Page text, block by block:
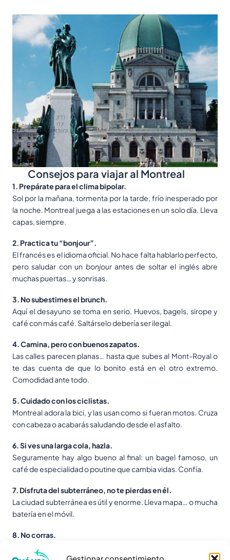
Consejos para viajar al Montreal
1. Prepárate para el clima bipolar.
Sol por la mañana, tormenta por la tarde, frío inesperado por
la noche. Montreal juega a las estaciones en un solo día. Lleva
capas, siempre.
2. Practica tu “bonjour”.
El francés es el idioma oficial. No hace falta hablarlo perfecto,
pero saludar con un bonjourantes de soltar el inglés abre
muchas puertas… y sonrisas.
3. No subestimes el brunch.
Aquí el desayuno se toma en serio. Huevos, bagels, sirope y
café con más café. Saltárselo debería ser ilegal.
4. Camina, pero con buenos zapatos.
Las calles parecen planas… hasta que subes al Mont-Royal o
te das cuenta de que lo bonito está en el otro extremo.
Comodidad ante todo.
5. Cuidado con los ciclistas.
Montreal adora la bici, y las usan como si fueran motos. Cruza
con cabeza o acabarás saludando desde el asfalto.
6. Si ves una larga cola, hazla.
Seguramente hay algo bueno al final: un bagel famoso, un
café de especialidad o poutine que cambia vidas. Confía.
7. Disfruta del subterráneo, no te pierdas en él.
La ciudad subterránea es útil y enorme. Lleva mapa… o mucha
batería en el móvil.
8. No corras.